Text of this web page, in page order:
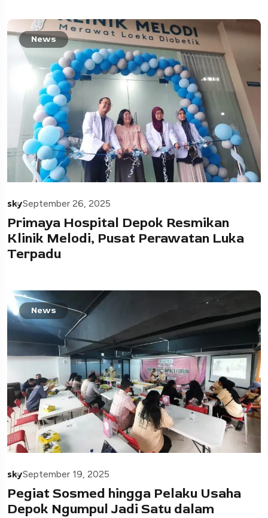
News
skySeptember 26, 2025
Primaya Hospital Depok Resmikan
Klinik Melodi, Pusat Perawatan Luka
Terpadu
News
skySeptember 19, 2025
Pegiat Sosmed hingga Pelaku Usaha
Depok Ngumpul Jadi Satu dalam